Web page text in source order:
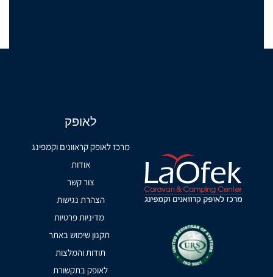
לאופק
מרכז לאופק קראוונים וקמפינג
אודות
צור קשר
הצהרת נגישות
מדיניות פרטיות
תקנון שימוש באתר
תודות והמלצות
לאופק בתקשורת